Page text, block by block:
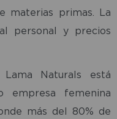
materias primas. La
personal y precios
Naturals está
empresa femenina
más del 80% de